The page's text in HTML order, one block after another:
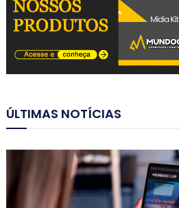
ÚLTIMAS NOTÍCIAS